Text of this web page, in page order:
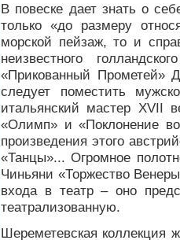
В повеске дает знать о
только «до размеру
морской пейзаж, то и
неизвестного
«Прикованный Прометей»
следует поместить
итальянский мастер XVII
«Олимп» и «Поклонение
произведения этого
«Танцы»... Огромное
Чиньяни «Торжество
входа в театр – оно
театрализованную.
Шереметевская коллекция